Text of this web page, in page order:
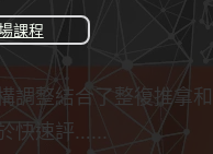
課程
調整結合了整復推拿
快速評…...